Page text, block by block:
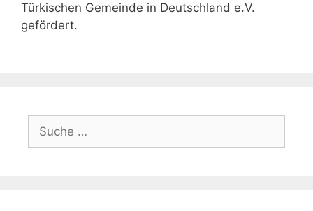
Türkischen Gemeinde in Deutschland e.V.
gefördert.
nach: